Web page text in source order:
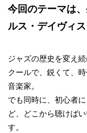
今回のテーマは
ルス・デイヴィス
ジャズの歴史を変え続
クールで、鋭くて、
音楽家。
でも同時に、初心者
ど、どこから聴けば
す。